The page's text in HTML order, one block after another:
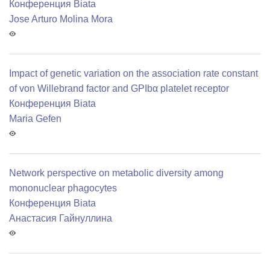
Конференция Biata
Jose Arturo Molina Mora
Impact of genetic variation on the association rate constant
of von Willebrand factor and GPIbα platelet receptor
Конференция Biata
Maria Gefen
Network perspective on metabolic diversity among
mononuclear phagocytes
Конференция Biata
Анастасия Гайнуллина